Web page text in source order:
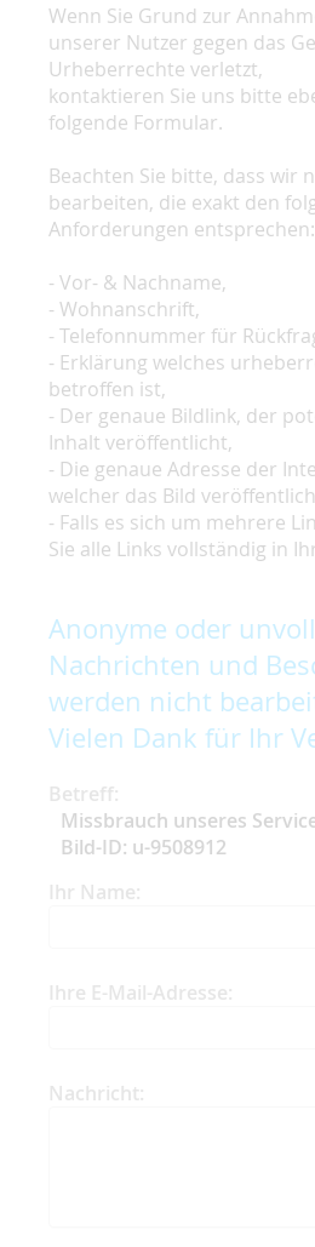
Wenn Sie Grund zur
unserer Nutzer gegen das
Urheberrechte verletzt,
kontaktieren Sie uns bitte
folgende Formular.
Beachten Sie bitte, dass wir
bearbeiten, die exakt den
Anforderungen entsprechen:
- Vor- & Nachname,
- Wohnanschrift,
- Telefonnummer für
- Erklärung welches
betroffen ist,
- Der genaue Bildlink, der
Inhalt veröffentlicht,
- Die genaue Adresse der
welcher das Bild
- Falls es sich um mehrere
Sie alle Links vollständig in
Anonyme oder
Nachrichten und
werden nicht
Vielen Dank für Ihr
Betreff:
Missbrauch unseres
Bild-ID: u-9508912
Ihr Name:
Ihre E-Mail-Adresse:
Nachricht: